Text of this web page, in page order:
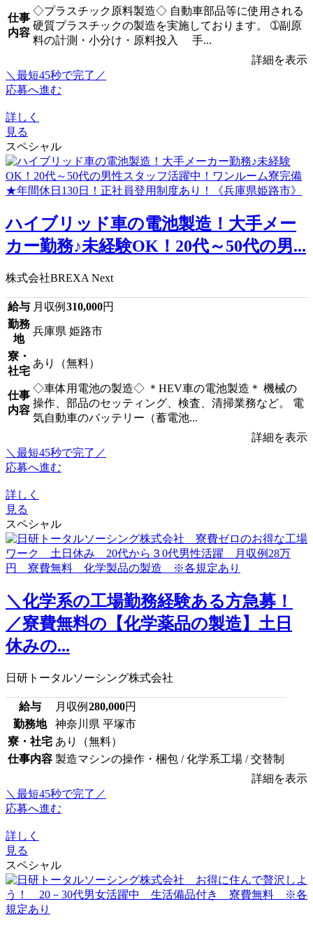
仕事
内容
◇プラスチック原料製造◇ 自動車部品等に使用される
硬質プラスチックの製造を実施しております。 ➀副原
料の計測・小分け・原料投入 手...
詳細を表示
＼最短45秒で完了／
応募へ進む
詳しく
見る
スペシャル
ハイブリッド車の電池製造！大手メー
カー勤務♪未経験OK！20代～50代の男...
株式会社BREXA Next
給与 月収例 310,000円
勤務
地
兵庫県 姫路市
寮・
社宅
あり（無料）
仕事
内容
◇車体用電池の製造◇ ＊HEV車の電池製造＊ 機械の
操作、部品のセッティング、検査、清掃業務など。 電
気自動車のバッテリー（蓄電池...
詳細を表示
＼最短45秒で完了／
応募へ進む
詳しく
見る
スペシャル
＼化学系の工場勤務経験ある方急募！
／寮費無料の【化学薬品の製造】土日
休みの...
日研トータルソーシング株式会社
給与 月収例 280,000円
勤務地
神奈川県 平塚市
寮・社宅 あり（無料）
仕事内容 製造マシンの操作・梱包 / 化学系工場 / 交替制
詳細を表示
＼最短45秒で完了／
応募へ進む
詳しく
見る
スペシャル